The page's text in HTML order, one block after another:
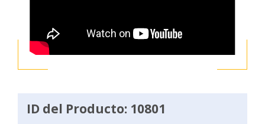
ID del Producto: 10801